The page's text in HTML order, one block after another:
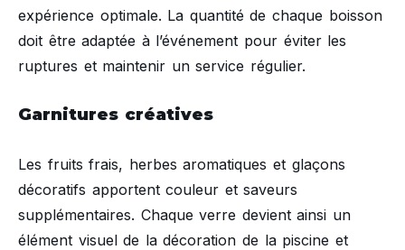
expérience optimale. La quantité de chaque boisson
doit être adaptée à l’événement pour éviter les
ruptures et maintenir un service régulier.
Garnitures créatives
Les fruits frais, herbes aromatiques et glaçons
décoratifs apportent couleur et saveurs
supplémentaires. Chaque verre devient ainsi un
élément visuel de la décoration de la piscine et